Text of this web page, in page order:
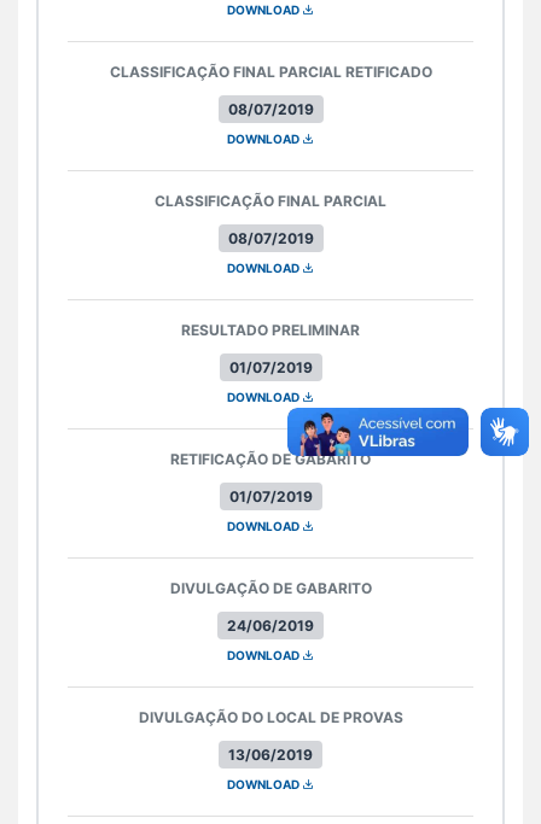
DOWNLOAD
08/07/2019
CLASSIFICAÇÃO FINAL PARCIAL RETIFICADO
DOWNLOAD
08/07/2019
CLASSIFICAÇÃO FINAL PARCIAL
DOWNLOAD
01/07/2019
RESULTADO PRELIMINAR
DOWNLOAD
01/07/2019
RETIFICAÇÃO DE GABARITO
DOWNLOAD
24/06/2019
DIVULGAÇÃO DE GABARITO
DOWNLOAD
13/06/2019
DIVULGAÇÃO DO LOCAL DE PROVAS
DOWNLOAD